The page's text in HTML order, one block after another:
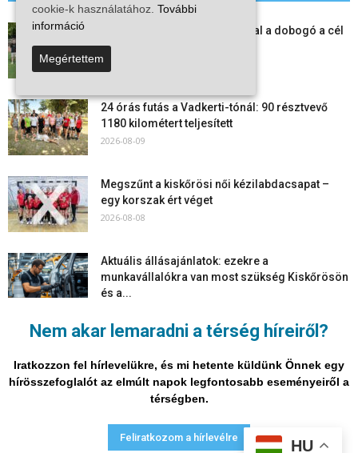
Nem akar lemaradni a térség híreiről?
Iratkozzon fel hírlevelükre, és mi hetente küldünk Önnek egy
hírösszefoglalót az elmúlt napok legfontosabb eseményeiről a
térségben.
Feliratkozom a hírlevélre
Kiskőrösi LC II.: öt új játékossal a dobogó a cél
2026-08-09
24 órás futás a Vadkerti-tónál: 90 résztvevő
1180 kilométert teljesített
2026-08-09
Megszűnt a kiskőrösi női kézilabdacsapat –
egy korszak ért véget
2026-08-08
Aktuális állásajánlatok: ezekre a
munkavállalókra van most szükség Kiskőrösön
és a...
Vitézy Dávid: már ősszel újraindulhat a
személyszállítás a Budapest–Belgrád
vasútvonalon
Adatvédelmi nyilatkozat Médiaajánlat Impresszum
HU
cookie-k használatához. További
információ
Megértettem